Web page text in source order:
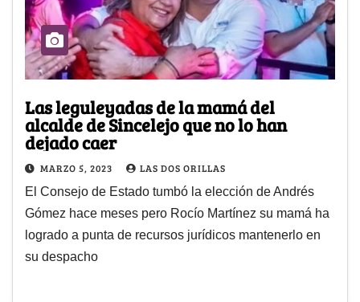
Las leguleyadas de la mamá del
alcalde de Sincelejo que no lo han
dejado caer
MARZO 5, 2023 LAS DOS ORILLAS
El Consejo de Estado tumbó la elección de Andrés
Gómez hace meses pero Rocío Martínez su mamá ha
logrado a punta de recursos jurídicos mantenerlo en
su despacho